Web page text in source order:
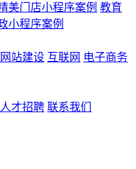
美门店小程序案例 教育
小程序案例
网站建设 互联网 电子商务
人才招聘 联系我们